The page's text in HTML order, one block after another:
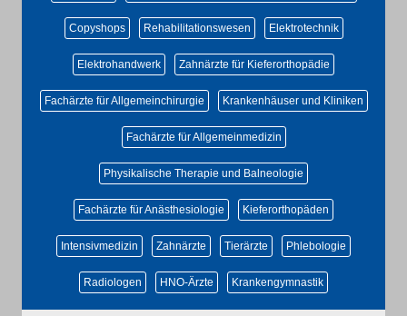
Copyshops Rehabilitationswesen Elektrotechnik
Elektrohandwerk Zahnärzte für Kieferorthopädie
Fachärzte für Allgemeinchirurgie Krankenhäuser und Kliniken
Fachärzte für Allgemeinmedizin
Physikalische Therapie und Balneologie
Fachärzte für Anästhesiologie Kieferorthopäden
Intensivmedizin Zahnärzte Tierärzte Phlebologie
Radiologen HNO-Ärzte Krankengymnastik